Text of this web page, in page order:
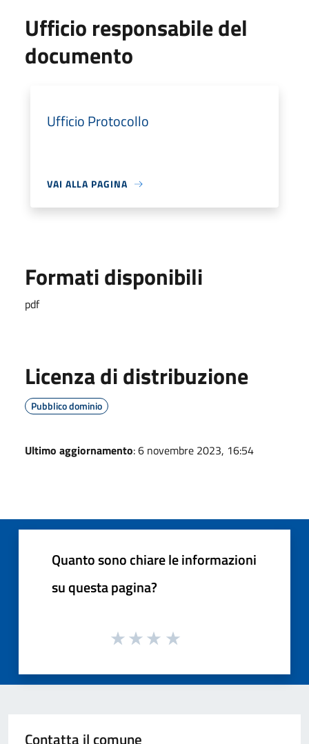
Ufficio responsabile del
documento
Ufficio Protocollo
VAI ALLA PAGINA
Formati disponibili
pdf
Licenza di distribuzione
Pubblico dominio
Ultimo aggiornamento: 6 novembre 2023, 16:54
Quanto sono chiare le informazioni
su questa pagina?
Contatta il comune